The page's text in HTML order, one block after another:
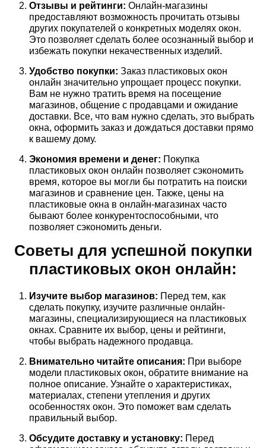
Отзывы и рейтинги: Онлайн-магазины
предоставляют возможность прочитать отзывы
других покупателей о конкретных моделях окон.
Это позволяет сделать более осознанный выбор и
избежать покупки некачественных изделий.
Удобство покупки: Заказ пластиковых окон
онлайн значительно упрощает процесс покупки.
Вам не нужно тратить время на посещение
магазинов, общение с продавцами и ожидание
доставки. Все, что вам нужно сделать, это выбрать
окна, оформить заказ и дождаться доставки прямо
к вашему дому.
Экономия времени и денег: Покупка
пластиковых окон онлайн позволяет сэкономить
время, которое вы могли бы потратить на поиски
магазинов и сравнение цен. Также, цены на
пластиковые окна в онлайн-магазинах часто
бывают более конкурентоспособными, что
позволяет сэкономить деньги.
Советы для успешной покупки
пластиковых окон онлайн:
Изучите выбор магазинов: Перед тем, как
сделать покупку, изучите различные онлайн-
магазины, специализирующиеся на пластиковых
окнах. Сравните их выбор, цены и рейтинги,
чтобы выбрать надежного продавца.
Внимательно читайте описания: При выборе
модели пластиковых окон, обратите внимание на
полное описание. Узнайте о характеристиках,
материалах, степени утепления и других
особенностях окон. Это поможет вам сделать
правильный выбор.
Обсудите доставку и установку: Перед